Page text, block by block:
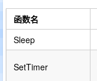
函数名
Sleep
SetTimer